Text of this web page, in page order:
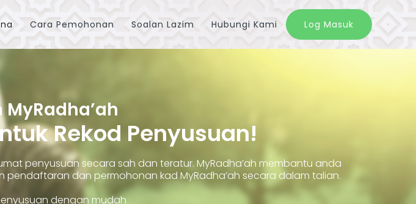
Cara Pemohonan Soalan Lazim Hubungi Kami Log Masuk
Rekod Penyusuan!
penyusuan secara sah dan teratur. MyRadha’ah membantu anda
dan permohonan kad MyRadha’ah secara dalam talian.
dengan mudah